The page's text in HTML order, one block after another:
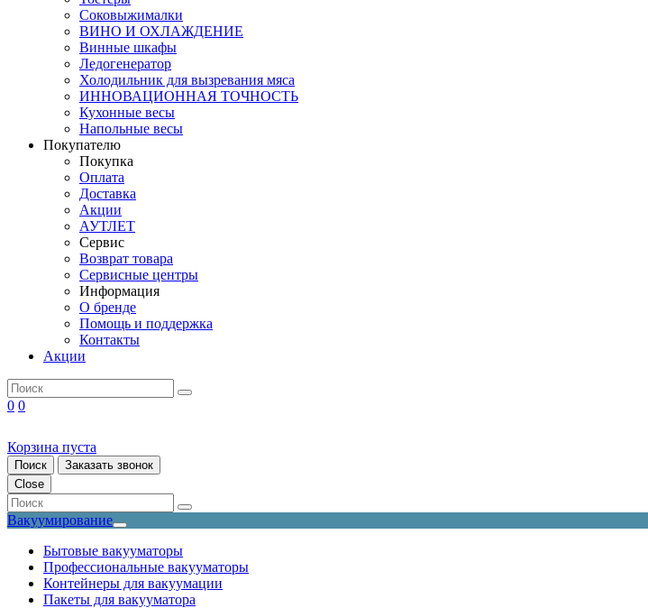
Соковыжималки
ВИНО И ОХЛАЖДЕНИЕ
Винные шкафы
Ледогенератор
Холодильник для вызревания мяса
ИННОВАЦИОННАЯ ТОЧНОСТЬ
Кухонные весы
Напольные весы
Покупателю
Покупка
Оплата
Доставка
Акции
АУТЛЕТ
Сервис
Возврат товара
Сервисные центры
Информация
О бренде
Помощь и поддержка
Контакты
Акции
0 0
Корзина пуста
Поиск
Заказать звонок
Close
Вакуумирование
Бытовые вакууматоры
Профессиональные вакууматоры
Контейнеры для вакуумации
Пакеты для вакууматора